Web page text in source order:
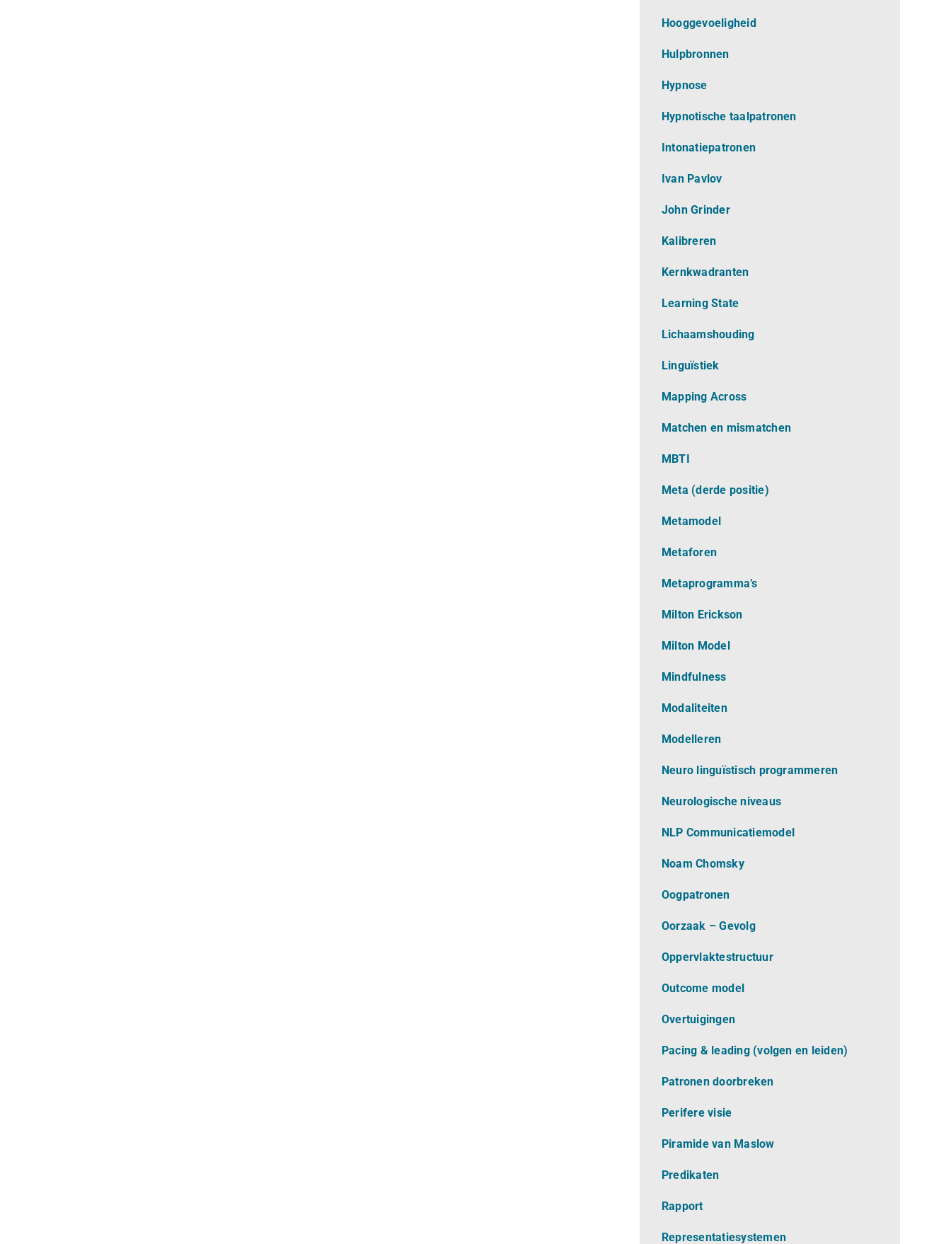
Hooggevoeligheid
Hulpbronnen
Hypnose
Hypnotische taalpatronen
Intonatiepatronen
Ivan Pavlov
John Grinder
Kalibreren
Kernkwadranten
Learning State
Lichaamshouding
Linguïstiek
Mapping Across
Matchen en mismatchen
MBTI
Meta (derde positie)
Metamodel
Metaforen
Metaprogramma’s
Milton Erickson
Milton Model
Mindfulness
Modaliteiten
Modelleren
Neuro linguïstisch programmeren
Neurologische niveaus
NLP Communicatiemodel
Noam Chomsky
Oogpatronen
Oorzaak – Gevolg
Oppervlaktestructuur
Outcome model
Overtuigingen
Pacing & leading (volgen en leiden)
Patronen doorbreken
Perifere visie
Piramide van Maslow
Predikaten
Rapport
Representatiesystemen